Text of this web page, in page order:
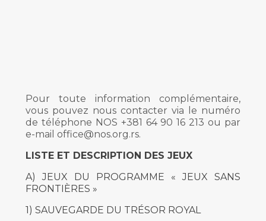
Pour toute information complémentaire,
vous pouvez nous contacter via le numéro
de téléphone NOS +381 64 90 16 213 ou par
e-mail office@nos.org.rs.
LISTE ET DESCRIPTION DES JEUX
A) JEUX DU PROGRAMME « JEUX SANS
FRONTIÈRES »
1) SAUVEGARDE DU TRÉSOR ROYAL